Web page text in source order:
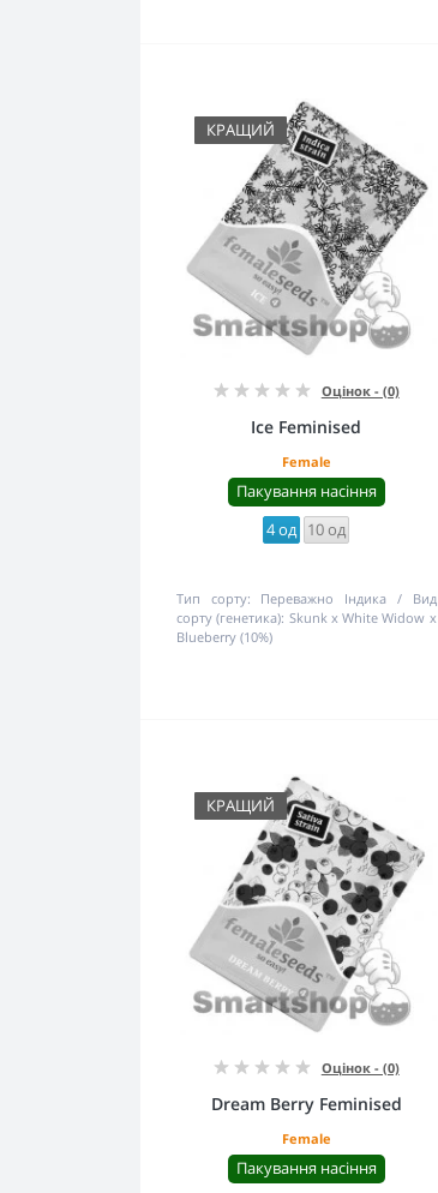
КРАЩИЙ
Оцінок - (0)
Ice Feminised
Female
Пакування насіння
4 од 10 од
Тип сорту: Переважно Індика
Вид
сорту (генетика): Skunk x White Widow x
Blueberry (10%)
КРАЩИЙ
Оцінок - (0)
Dream Berry Feminised
Female
Пакування насіння